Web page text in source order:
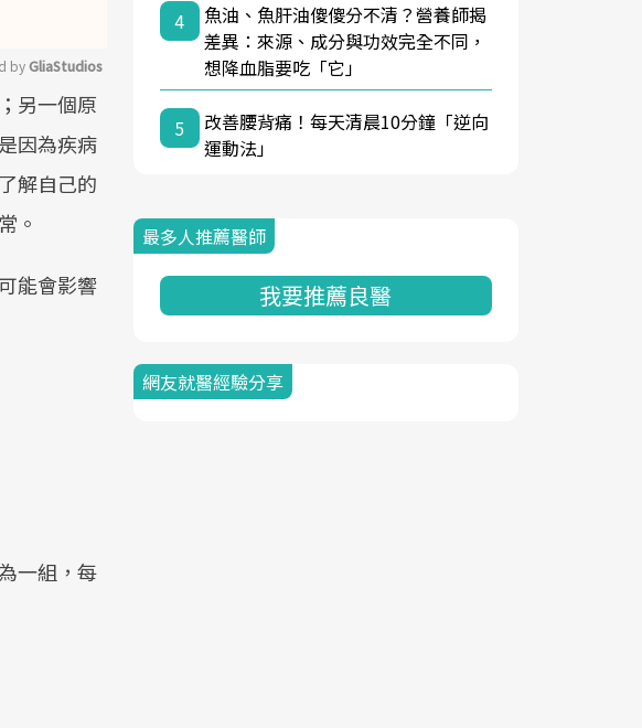
by GliaStudios
另一個原
因為疾病
解自己的
。
能會影響
一組，每
4
魚油、魚肝油傻傻分不清？營養師揭
差異：來源、成分與功效完全不同，
想降血脂要吃「它」
5
改善腰背痛！每天清晨10分鐘「逆向
運動法」
最多人推薦醫師
我要推薦良醫
網友就醫經驗分享